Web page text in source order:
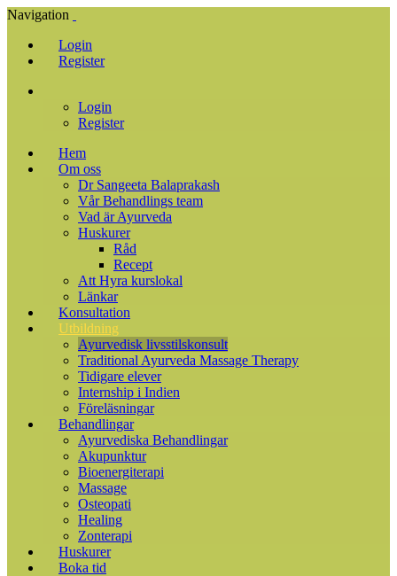
Navigation
Login
Register
Login
Register
Hem
Om oss
Dr Sangeeta Balaprakash
Vår Behandlings team
Vad är Ayurveda
Huskurer
Råd
Recept
Att Hyra kurslokal
Länkar
Konsultation
Utbildning
Ayurvedisk livsstilskonsult
Traditional Ayurveda Massage Therapy
Tidigare elever
Internship i Indien
Föreläsningar
Behandlingar
Ayurvediska Behandlingar
Akupunktur
Bioenergiterapi
Massage
Osteopati
Healing
Zonterapi
Huskurer
Boka tid